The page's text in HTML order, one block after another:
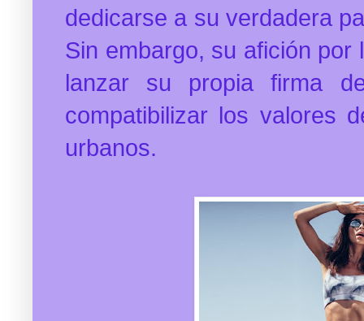
dedicarse a su verdadera
Sin embargo, su afición por
lanzar su propia firma
compatibilizar los valores
urbanos.